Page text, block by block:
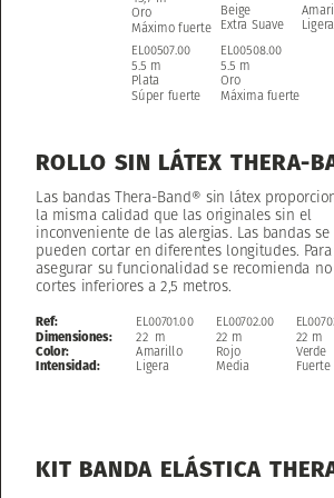
Oro
Máximo fuerte
Las bandas Thera-Band® sin látex
la misma calidad que las originales sin el
inconveniente de las alergias. Las bandas se
pueden cortar en diferentes longitudes. Para
asegurar su funcionalidad se recomienda no
cortes inferiores a 2,5 metros.
ROLLO SIN LÁTEX THERA-
Ref:
Dimensiones:
Color:
Intensidad:
EL00701.00
22 m
Amarillo
Ligera
EL00702.00
22 m
Rojo
Media
22 m
Verde
Fuerte
KIT BANDA ELÁSTICA
Beige
Extra Suave Ligera
EL00507.00
5.5 m
Plata
Súper fuerte
EL00508.00
5.5 m
Oro
Máxima fuerte